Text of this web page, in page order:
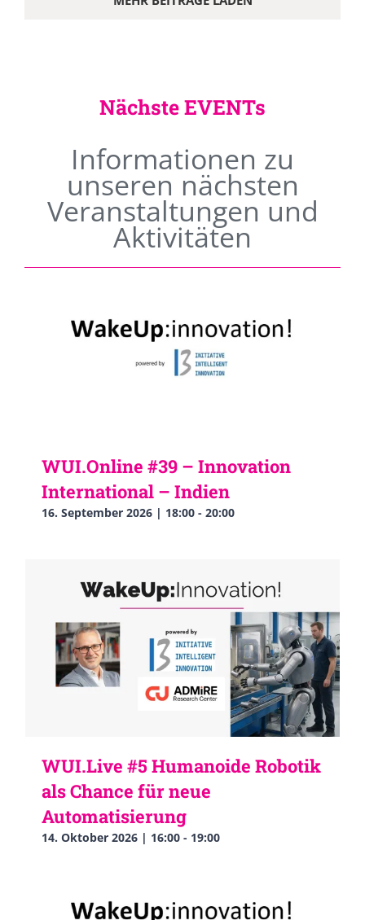
Nächste EVENTs
Informationen zu
unseren nächsten
Veranstaltungen und
Aktivitäten
WUI.Online #39 – Innovation
International – Indien
16. September 2026 | 18:00 - 20:00
WUI.Live #5 Humanoide Robotik
als Chance für neue
Automatisierung
14. Oktober 2026 | 16:00 - 19:00